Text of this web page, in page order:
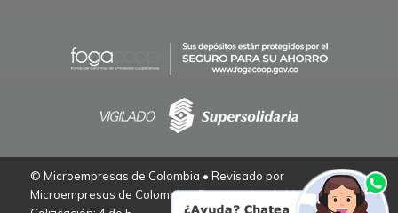
© Microempresas de Colombia • Revisado por
Microempresas de Colombia – Empresarios de Verdad.